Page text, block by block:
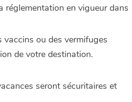
réglementation en vigueur dans
vaccins ou des vermifuges
de votre destination.
seront sécuritaires et